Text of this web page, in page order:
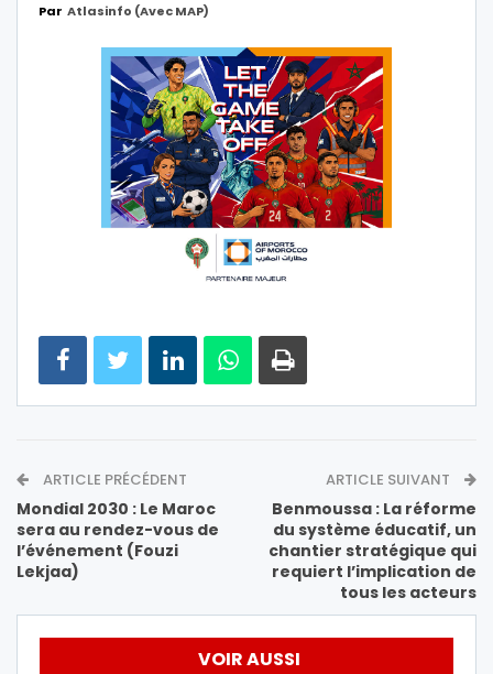
Par Atlasinfo (avec MAP)
ARTICLE PRÉCÉDENT
Mondial 2030 : Le Maroc
sera au rendez-vous de
l’événement (Fouzi
Lekjaa)
ARTICLE SUIVANT
Benmoussa : La réforme
du système éducatif, un
chantier stratégique qui
requiert l’implication de
tous les acteurs
VOIR AUSSI